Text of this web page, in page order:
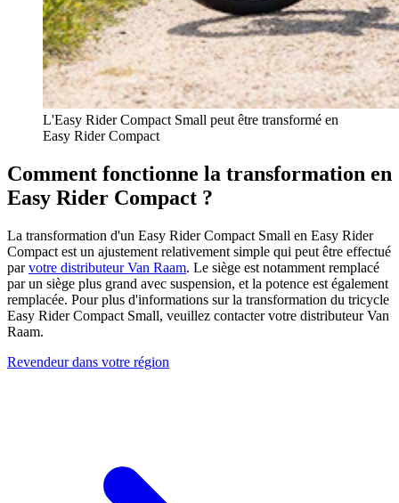
L'Easy Rider Compact Small peut être transformé en
Easy Rider Compact
Comment fonctionne la transformation en
Easy Rider Compact ?
La transformation d'un Easy Rider Compact Small en Easy Rider
Compact est un ajustement relativement simple qui peut être effectué
parvotre distributeur Van Raam. Le siège est notamment remplacé
par un siège plus grand avec suspension, et la potence est également
remplacée. Pour plus d'informations sur la transformation du tricycle
Easy Rider Compact Small, veuillez contacter votre distributeur Van
Raam.
Revendeur dans votre région